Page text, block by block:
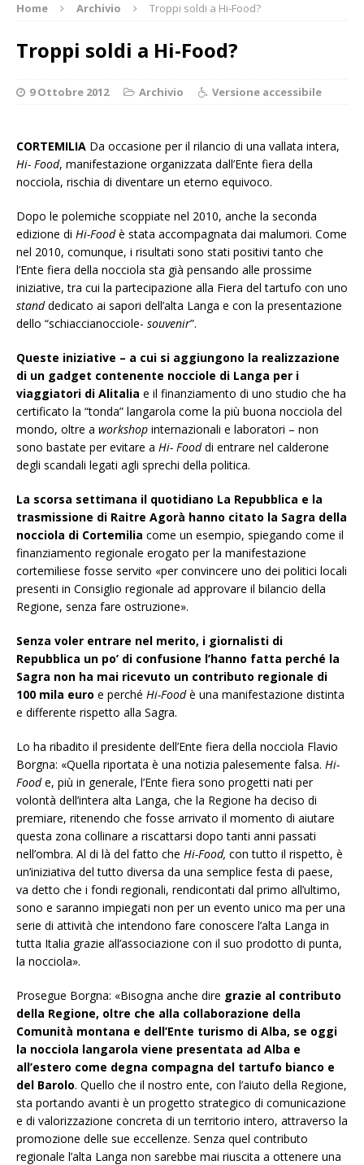
Home Archivio Troppi soldi a Hi-Food?
Troppi soldi a Hi-Food?
9 Ottobre 2012 Archivio Versione accessibile
CORTEMILIA Da occasione per il rilancio di una vallata intera,
Hi- Food, manifestazione organizzata dall’Ente fiera della
nocciola, rischia di diventare un eterno equivoco.
Dopo le polemiche scoppiate nel 2010, anche la seconda
edizione di Hi-Foodè stata accompagnata dai malumori. Come
nel 2010, comunque, i risultati sono stati positivi tanto che
l’Ente fiera della nocciola sta già pensando alle prossime
iniziative, tra cui la partecipazione alla Fiera del tartufo con uno
standdedicato ai sapori dell’alta Langa e con la presentazione
dello “schiaccianocciole- souvenir”.
Queste iniziative – a cui si aggiungono la realizzazione
di un gadget contenente nocciole di Langa per i
viaggiatori di Alitalia e il finanziamento di uno studio che ha
certificato la “tonda” langarola come la più buona nocciola del
mondo, oltre a workshop internazionali e laboratori – non
sono bastate per evitare a Hi- Fooddi entrare nel calderone
degli scandali legati agli sprechi della politica.
La scorsa settimana il quotidiano La Repubblica e la
trasmissione di Raitre Agorà hanno citato la Sagra della
nocciola di Cortemilia come un esempio, spiegando come il
finanziamento regionale erogato per la manifestazione
cortemiliese fosse servito «per convincere uno dei politici locali
presenti in Consiglio regionale ad approvare il bilancio della
Regione, senza fare ostruzione».
Senza voler entrare nel merito, i giornalisti di
Repubblica un po’ di confusione l’hanno fatta perché la
Sagra non ha mai ricevuto un contributo regionale di
100 mila euro e perché Hi-Foodè una manifestazione distinta
e differente rispetto alla Sagra.
Lo ha ribadito il presidente dell’Ente fiera della nocciola Flavio
Borgna: «Quella riportata è una notizia palesemente falsa. Hi-
Foode, più in generale, l’Ente fiera sono progetti nati per
volontà dell’intera alta Langa, che la Regione ha deciso di
premiare, ritenendo che fosse arrivato il momento di aiutare
questa zona collinare a riscattarsi dopo tanti anni passati
nell’ombra. Al di là del fatto che Hi-Food, con tutto il rispetto, è
un’iniziativa del tutto diversa da una semplice festa di paese,
va detto che i fondi regionali, rendicontati dal primo all’ultimo,
sono e saranno impiegati non per un evento unico ma per una
serie di attività che intendono fare conoscere l’alta Langa in
tutta Italia grazie all’associazione con il suo prodotto di punta,
la nocciola».
Prosegue Borgna: «Bisogna anche dire grazie al contributo
della Regione, oltre che alla collaborazione della
Comunità montana e dell’Ente turismo di Alba, se oggi
la nocciola langarola viene presentata ad Alba e
all’estero come degna compagna del tartufo bianco e
del Barolo. Quello che il nostro ente, con l’aiuto della Regione,
sta portando avanti è un progetto strategico di comunicazione
e di valorizzazione concreta di un territorio intero, attraverso la
promozione delle sue eccellenze. Senza quel contributo
regionale l’alta Langa non sarebbe mai riuscita a ottenere una